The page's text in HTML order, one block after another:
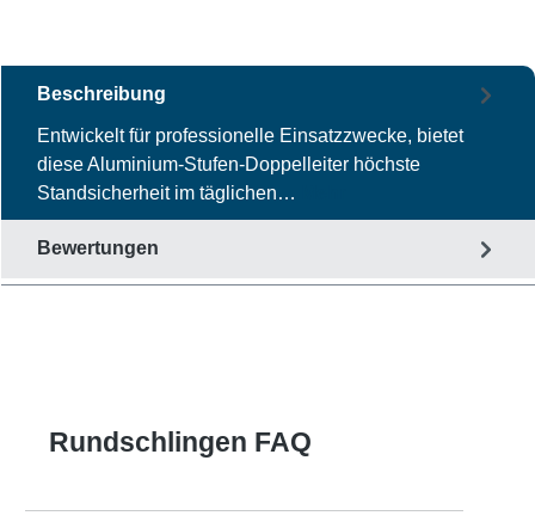
Beschreibung
Entwickelt für professionelle Einsatzzwecke, bietet
diese Aluminium-Stufen-Doppelleiter höchste
Standsicherheit im täglichen…
Bewertungen
Rundschlingen FAQ